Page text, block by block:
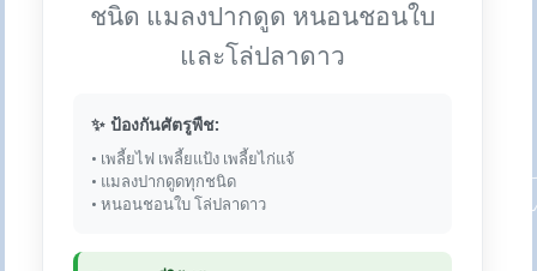
ชนิด แมลงปากดูด หนอนชอนใบ
และโล่ปลาดาว
✨ ป้องกันศัตรูพืช:
• เพลี้ยไฟ เพลี้ยแป้ง เพลี้ยไก่แจ้
• แมลงปากดูดทุกชนิด
• หนอนชอนใบ โล่ปลาดาว